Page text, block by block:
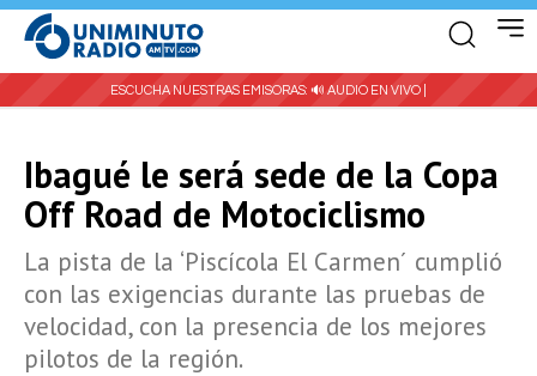
ESCUCHA NUESTRAS EMISORAS: 🔊 AUDIO EN VIVO |
Ibagué le será sede de la Copa
Off Road de Motociclismo
La pista de la ‘Piscícola El Carmen´ cumplió
con las exigencias durante las pruebas de
velocidad, con la presencia de los mejores
pilotos de la región.